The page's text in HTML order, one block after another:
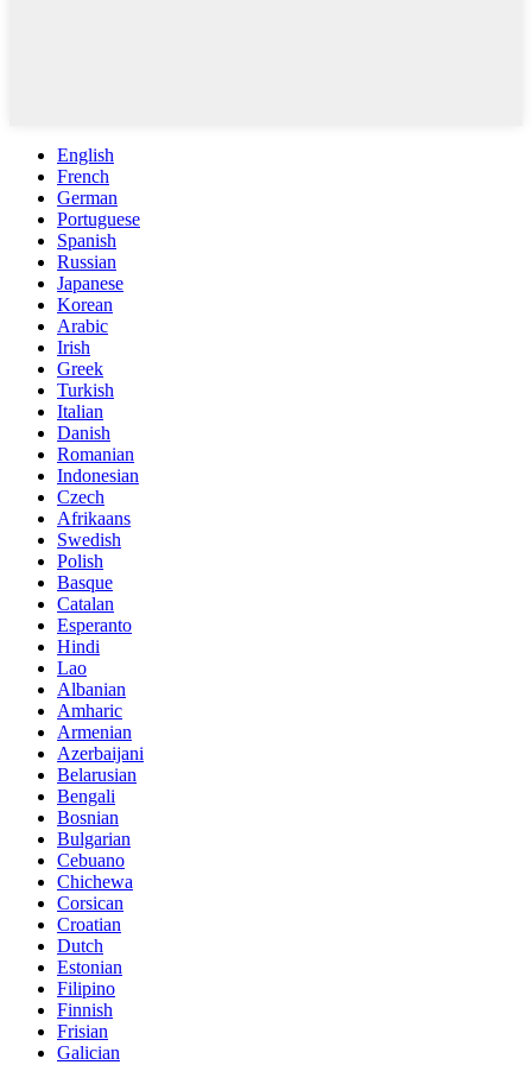
English
French
German
Portuguese
Spanish
Russian
Japanese
Korean
Arabic
Irish
Greek
Turkish
Italian
Danish
Romanian
Indonesian
Czech
Afrikaans
Swedish
Polish
Basque
Catalan
Esperanto
Hindi
Lao
Albanian
Amharic
Armenian
Azerbaijani
Belarusian
Bengali
Bosnian
Bulgarian
Cebuano
Chichewa
Corsican
Croatian
Dutch
Estonian
Filipino
Finnish
Frisian
Galician